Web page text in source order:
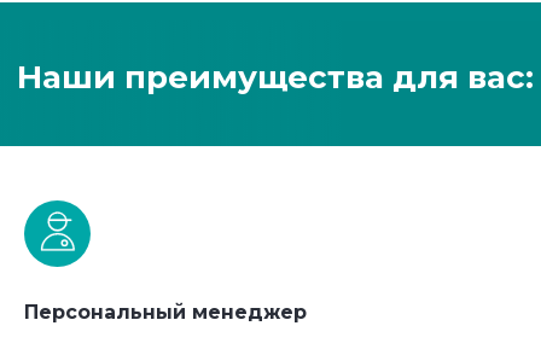
Персональный менеджер